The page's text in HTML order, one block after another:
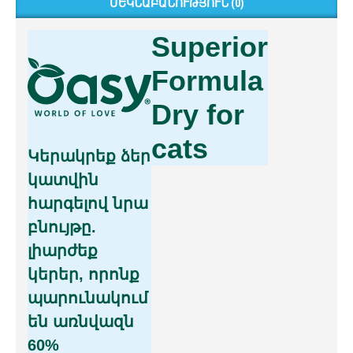
ՄԵԿՆԱԲԱՆՈՒԹՅՈՒՆ (0)
Կերակրեք ձեր
կատվին
հարգելով նրա
բնույթը.
լիարժեք
կերեր, որոնք
պարունակում
են առնվազն
60%
Superior
Formula
Dry for
cats